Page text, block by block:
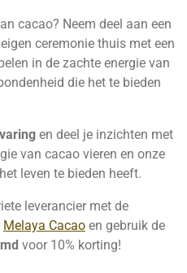
cacao? Neem deel aan een
ceremonie thuis met een
in de zachte energie van
die het te bieden
en deel je inzichten met
van cacao vieren en onze
leven te bieden heeft.
leverancier met de
Melaya Cacao en gebruik de
voor 10% korting!